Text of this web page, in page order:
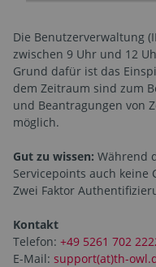
Die Benutzerverwaltung
zwischen 9 Uhr und 12
Grund dafür ist das
dem Zeitraum sind zum
und Beantragungen von
möglich.
Gut zu wissen: Während
Servicepoints auch keine
Zwei Faktor
Kontakt
Telefon: +49 5261 702
E-Mail: support(at)th-